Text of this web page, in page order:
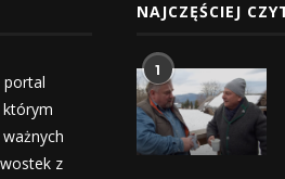
portal
z
NAJCZĘŚCIEJ
1